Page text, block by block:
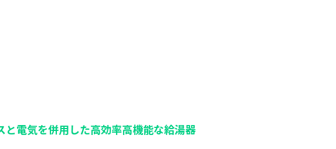
電気を併用した高効率高機能な給湯器